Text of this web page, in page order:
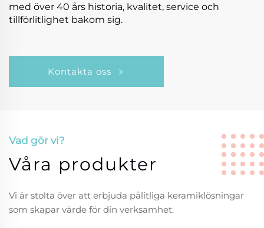
med över 40 års historia, kvalitet, service och
tillförlitlighet bakom sig.
Kontakta oss
Vad gör vi?
Våra produkter
Vi är stolta över att erbjuda pålitliga keramiklösningar
som skapar värde för din verksamhet.